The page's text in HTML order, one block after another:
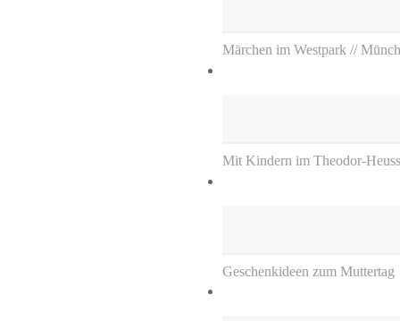
Märchen im Westpark //
Mit Kindern im Theodor-
Geschenkideen zum Muttertag